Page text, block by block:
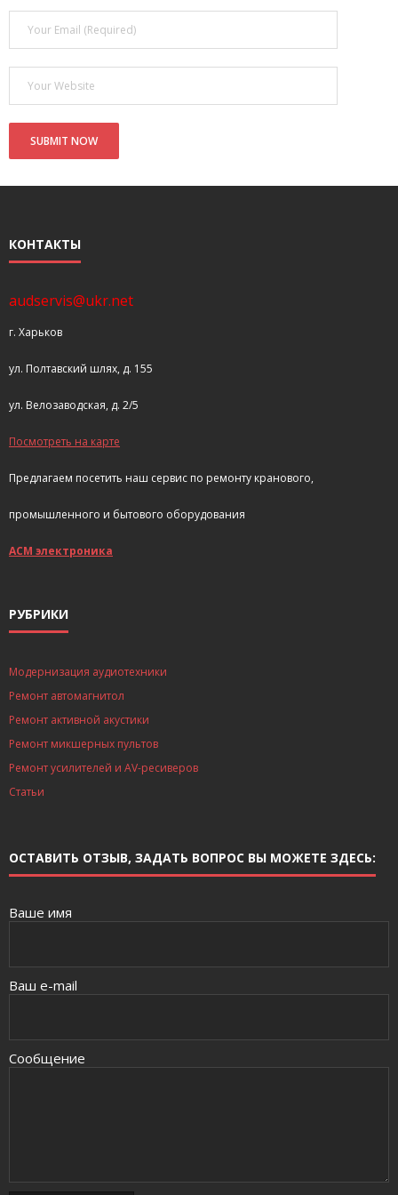
- Покупка усилителя после апгрейда. Случай с Амфитоном
- Конфигурирование и настройка акустических систем для
концертных залов
- Улучшаем звучание — подготовка помещения для
прослушивания музыки.
Cart (
КОНТАКТЫ
audservis@ukr.net
г. Харьков
ул. Полтавский шлях, д. 155
ул. Велозаводская, д. 2/5
Посмотреть на карте
Предлагаем посетить наш сервис по ремонту кранового,
промышленного и бытового оборудования
АСМ электроника
РУБРИКИ
Модернизация аудиотехники
Ремонт автомагнитол
Ремонт активной акустики
Ремонт микшерных пультов
Ремонт усилителей и AV-ресиверов
Статьи
ОСТАВИТЬ ОТЗЫВ, ЗАДАТЬ ВОПРОС ВЫ МОЖЕТЕ ЗДЕСЬ:
Ваше имя
Ваш e-mail
Сообщение